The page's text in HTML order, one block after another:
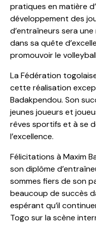
pratiques en matière
développement des
d’entraîneurs sera
dans sa quête
promouvoir le
La Fédération
cette réalisation
Badakpendou. Son
jeunes joueurs et
rêves sportifs et à se
l’excellence.
Félicitations à Maxim
son diplôme
sommes fiers de son
beaucoup de succès
espérant qu’il
Togo sur la scène